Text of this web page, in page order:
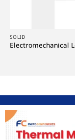
SOLID
Electromechanical